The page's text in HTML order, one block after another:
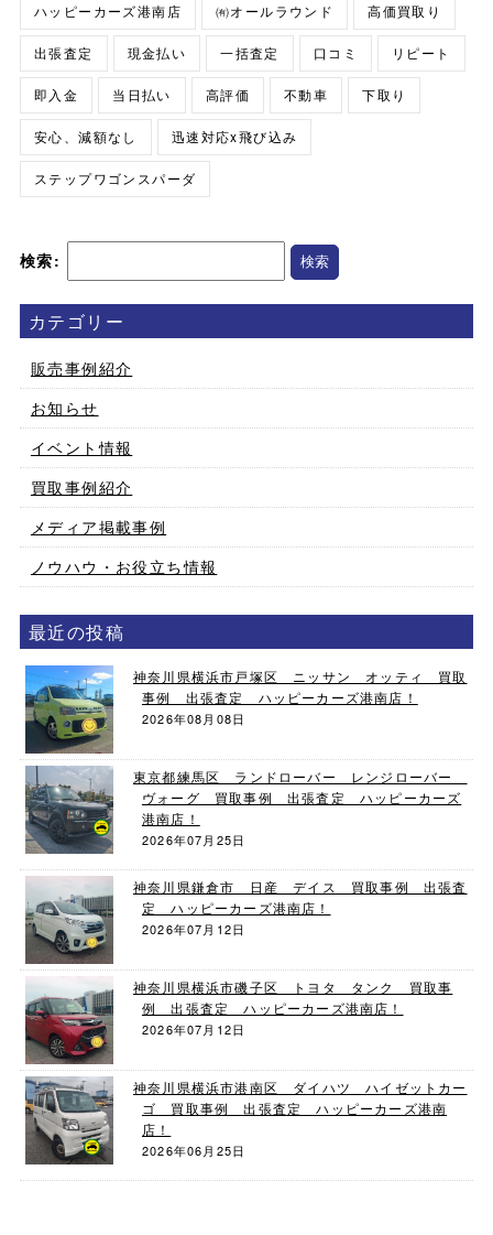
ハッピーカーズ港南店 ㈲オールラウンド 高価買取り
出張査定 現金払い 一括査定 口コミ リピート
即入金 当日払い 高評価 不動車 下取り
安心、減額なし 迅速対応x飛び込み
ステップワゴンスパーダ
検索:
カテゴリー
販売事例紹介
お知らせ
イベント情報
買取事例紹介
メディア掲載事例
ノウハウ・お役立ち情報
最近の投稿
神奈川県横浜市戸塚区 ニッサン オッティ 買取
事例 出張査定 ハッピーカーズ港南店！
2026年08月08日
東京都練馬区 ランドローバー レンジローバー
ヴォーグ 買取事例 出張査定 ハッピーカーズ
港南店！
2026年07月25日
神奈川県鎌倉市 日産 デイス 買取事例 出張査
定 ハッピーカーズ港南店！
2026年07月12日
神奈川県横浜市磯子区 トヨタ タンク 買取事
例 出張査定 ハッピーカーズ港南店！
2026年07月12日
神奈川県横浜市港南区 ダイハツ ハイゼットカー
ゴ 買取事例 出張査定 ハッピーカーズ港南
店！
2026年06月25日